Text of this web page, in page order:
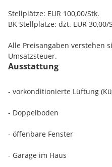
Stellplätze: EUR 100,00/Stk.
BK Stellplätze: dzt. EUR 30,00/
Alle Preisangaben verstehen
Umsatzsteuer.
Ausstattung
- vorkonditionierte Lüftung
- Doppelboden
- öffenbare Fenster
- Garage im Haus